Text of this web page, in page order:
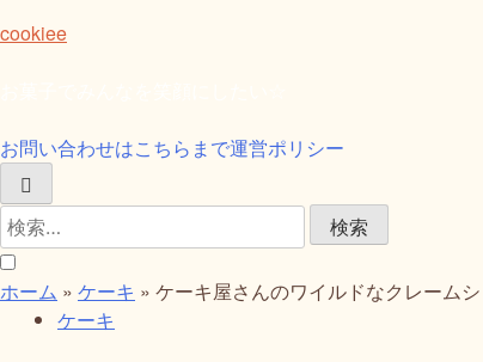
Skip
cookiee
お問い合わせはこちらまで運営ポリシー
検
索:
ホーム » ケーキ » ケーキ屋さんのワイルドなクレーム
ケーキ